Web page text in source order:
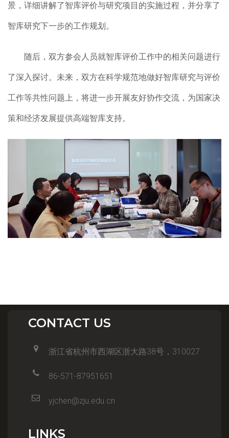
景，详细讲解了智库评价与研究项目的实施过程，并分享了
智库研究下一步的工作规划。
随后，双方参会人员就智库评价工作中的相关问题进行
了深入探讨。未来，双方在科学规范地做好智库研究与评价
工作等共性问题上，将进一步开展友好协作交流，为国家决
策和经济发展提供高端智库支持。
CONTACT US
浙江省杭州市西湖区浙大路38号，310027
86-571-87951651
yjchen@zju.edu.cn
LINKS